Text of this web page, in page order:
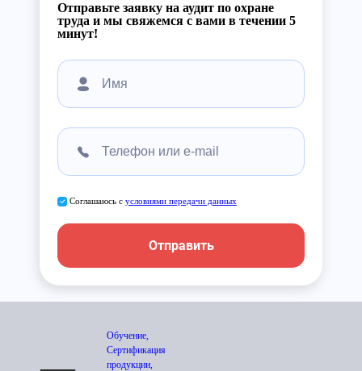
Отправьте заявку на аудит по охране
труда и мы свяжемся с вами в течении 5
минут!
Соглашаюсь с условиями передачи данных
Отправить
Обучение,
Сертификация
продукции,